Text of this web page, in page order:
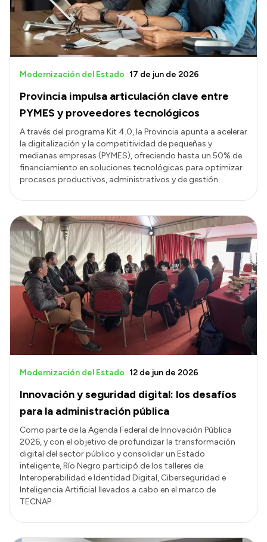
Provincia impulsa articulación clave entre
PYMES y proveedores tecnológicos
Modernización del Estado 17 de jun de 2026
A través del programa Kit 4.0, la Provincia apunta a acelerar
la digitalización y la competitividad de pequeñas y
medianas empresas (PYMES), ofreciendo hasta un 50% de
financiamiento en soluciones tecnológicas para optimizar
procesos productivos, administrativos y de gestión.
Innovación y seguridad digital: los desafíos
para la administración pública
Modernización del Estado 12 de jun de 2026
Como parte de la Agenda Federal de Innovación Pública
2026, y con el objetivo de profundizar la transformación
digital del sector público y consolidar un Estado
inteligente, Río Negro participó de los talleres de
Interoperabilidad e Identidad Digital, Ciberseguridad e
Inteligencia Artificial llevados a cabo en el marco de
TECNAP.